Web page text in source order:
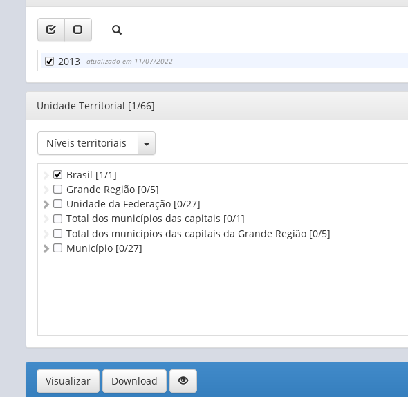
2013 - atualizado em 11/07/2022
Editor
Unidade Territorial [1/66]
Níveis territoriais Toggle Dropdown
Brasil [1/1]
Grande Região [0/5]
Unidade da Federação [0/27]
Total dos municípios das capitais [0/1]
Total dos municípios das capitais da Grande Região [0/5]
Município [0/27]
Visualizar Download